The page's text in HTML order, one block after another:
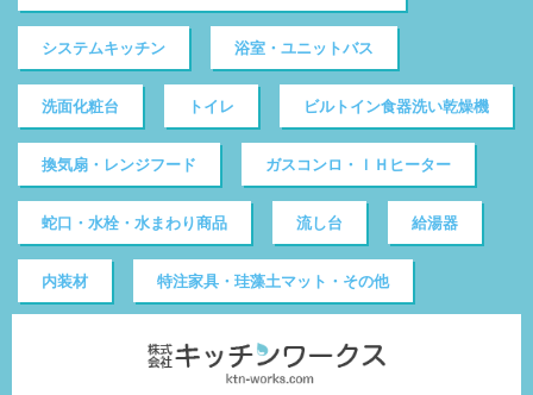
システムキッチン 浴室・ユニットバス
洗面化粧台 トイレ ビルトイン食器洗い乾燥機
換気扇・レンジフード ガスコンロ・ＩＨヒーター
蛇口・水栓・水まわり商品 流し台 給湯器
内装材 特注家具・珪藻土マット・その他